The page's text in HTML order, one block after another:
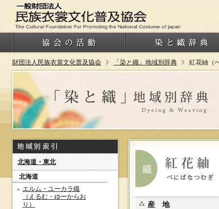
財団法人民族衣裳文化普及協会 「染と織」地域別辞典 紅花紬（
産 地
北海道・東北
北海道
エルム・ユーカラ織
（えるむ・ゆーからお
り）